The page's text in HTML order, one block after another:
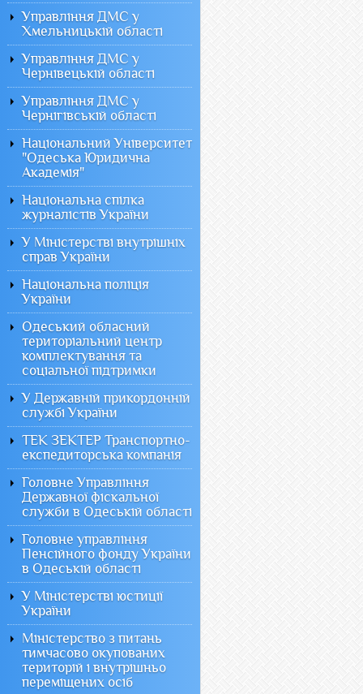
Управління ДМС у
Хмельницькій області
Управління ДМС у
Чернівецькій області
Управління ДМС у
Чернігівській області
Національний Університет
"Одеська Юридична
Академія"
Національна спілка
журналістів України
У Міністерстві внутрішніх
справ України
Національна поліція
України
Одеський обласний
територіальний центр
комплектування та
соціальної підтримки
У Державній прикордонній
службі України
ТЕК ЗЕКТЕР Транспортно-
експедиторська компанія
Головне Управління
Державної фіскальної
служби в Одеській області
Головне управління
Пенсійного фонду України
в Одеській області
У Міністерстві юстиції
України
Міністерство з питань
тимчасово окупованих
територій і внутрішньо
переміщених осіб